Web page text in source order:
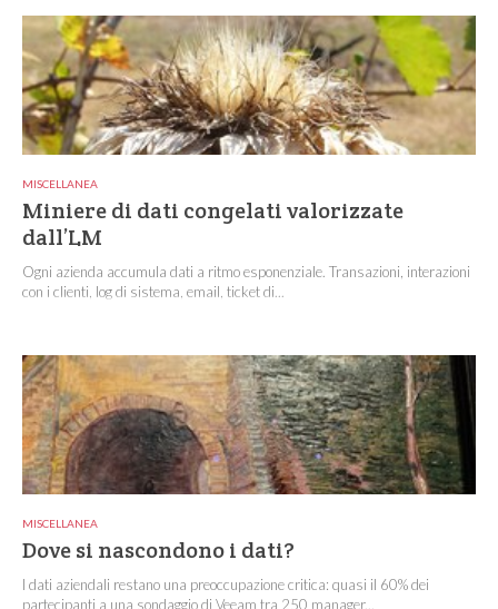
MISCELLANEA
Miniere di dati congelati valorizzate
dall’LM
Ogni azienda accumula dati a ritmo esponenziale. Transazioni, interazioni
con i clienti, log di sistema, email, ticket di...
MISCELLANEA
Dove si nascondono i dati?
I dati aziendali restano una preoccupazione critica: quasi il 60% dei
partecipanti a una sondaggio di Veeam tra 250 manager...